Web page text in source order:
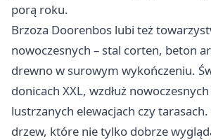
porą roku.
Brzoza Doorenbos lubi też
nowoczesnych – stal corten, beton
drewno w surowym wykończeniu.
donicach XXL, wzdłuż
lustrzanych elewacjach czy
drzew, które nie tylko dobrze